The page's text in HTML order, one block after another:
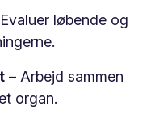
løbende og
– Arbejd sammen
organ.